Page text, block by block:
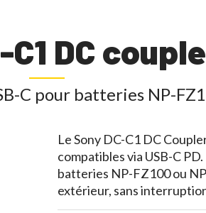
C1 DC
C pour batteries NP-
Le Sony DC-C1 DC
compatibles via USB-C
batteries NP-FZ100 ou
extérieur, sans